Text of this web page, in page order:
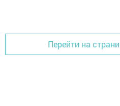
Перейти на